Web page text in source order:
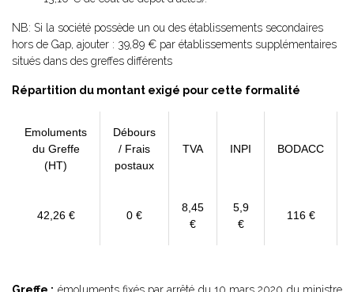
NB: Si la société possède un ou des établissements secondaires
hors de Gap, ajouter : 39,89 € par établissements supplémentaires
situés dans des greffes différents
Répartition du montant exigé pour cette formalité
Emoluments
du Greffe
(HT)
Débours
/ Frais
postaux
TVA INPI BODACC
42,26 € 0 €
8,45
€
5,9
€
116 €